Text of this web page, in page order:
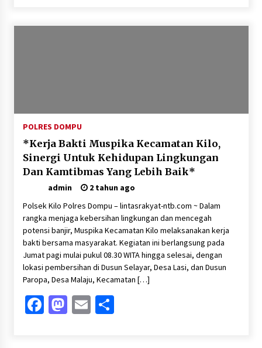
POLRES DOMPU
*Kerja Bakti Muspika Kecamatan Kilo,
Sinergi Untuk Kehidupan Lingkungan
Dan Kamtibmas Yang Lebih Baik*
admin
2 tahun ago
Polsek Kilo Polres Dompu – lintasrakyat-ntb.com ~ Dalam
rangka menjaga kebersihan lingkungan dan mencegah
potensi banjir, Muspika Kecamatan Kilo melaksanakan kerja
bakti bersama masyarakat. Kegiatan ini berlangsung pada
Jumat pagi mulai pukul 08.30 WITA hingga selesai, dengan
lokasi pembersihan di Dusun Selayar, Desa Lasi, dan Dusun
Paropa, Desa Malaju, Kecamatan […]
Facebook
Mastodon
EmailShare